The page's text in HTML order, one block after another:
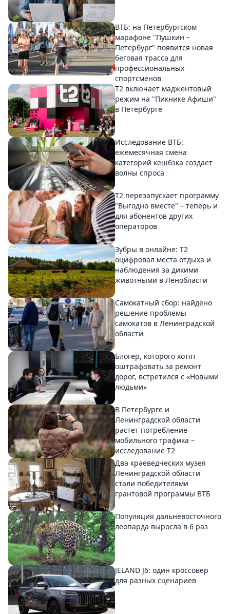
ВТБ: на Петербургском
марафоне "Пушкин –
Петербург" появится новая
беговая трасса для
профессиональных
спортсменов
Т2 включает маджентовый
режим на "Пикнике Афиши"
в Петербурге
Исследование ВТБ:
ежемесячная смена
категорий кешбэка создает
волны спроса
Т2 перезапускает программу
"Выгодно вместе" – теперь и
для абонентов других
операторов
Зубры в онлайне: Т2
оцифровал места отдыха и
наблюдения за дикими
животными в Ленобласти
Самокатный сбор: найдено
решение проблемы
самокатов в Ленинградской
области
Блогер, которого хотят
оштрафовать за ремонт
дорог, встретился с «Новыми
людьми»
В Петербурге и
Ленинградской области
растет потребление
мобильного трафика –
исследование T2
Два краеведческих музея
Ленинградской области
стали победителями
грантовой программы ВТБ
Популяция дальневосточного
леопарда выросла в 6 раз
JELAND J6: один кроссовер
для разных сценариев